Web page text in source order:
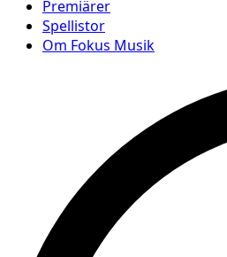
Premiärer
Spellistor
Om Fokus Musik